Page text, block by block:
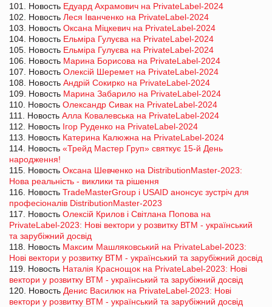
101. Новость Едуард Ахрамович на PrivateLabel-2024
102. Новость Леся Іванченко на PrivateLabel-2024
103. Новость Оксана Міцкевич на PrivateLabel-2024
104. Новость Ельміра Гулуєва на PrivateLabel-2024
105. Новость Ельміра Гулуєва на PrivateLabel-2024
106. Новость Марина Борисова на PrivateLabel-2024
107. Новость Олексій Шеремет на PrivateLabel-2024
108. Новость Андрій Сокирко на PrivateLabel-2024
109. Новость Марина Забарило на PrivateLabel-2024
110. Новость Олександр Сивак на PrivateLabel-2024
111. Новость Алла Ковалевська на PrivateLabel-2024
112. Новость Ігор Руденко на PrivateLabel-2024
113. Новость Катерина Калюжна на PrivateLabel-2024
114. Новость «Трейд Мастер Груп» святкує 15-й День
народження!
115. Новость Оксана Шевченко на DistributionMaster-2023:
Нова реальність - виклики та рішення
116. Новость TradeMasterGroup і USAID анонсує зустріч для
професіоналів DistributionMaster-2023
117. Новость Олексій Крилов і Світлана Попова на
PrivateLabel-2023: Нові вектори у розвитку ВТМ - український
та зарубіжний досвід
118. Новость Максим Машляковський на PrivateLabel-2023:
Нові вектори у розвитку ВТМ - український та зарубіжний досвід
119. Новость Наталія Краснощок на PrivateLabel-2023: Нові
вектори у розвитку ВТМ - український та зарубіжний досвід
120. Новость Денис Василюк на PrivateLabel-2023: Нові
вектори у розвитку ВТМ - український та зарубіжний досвід